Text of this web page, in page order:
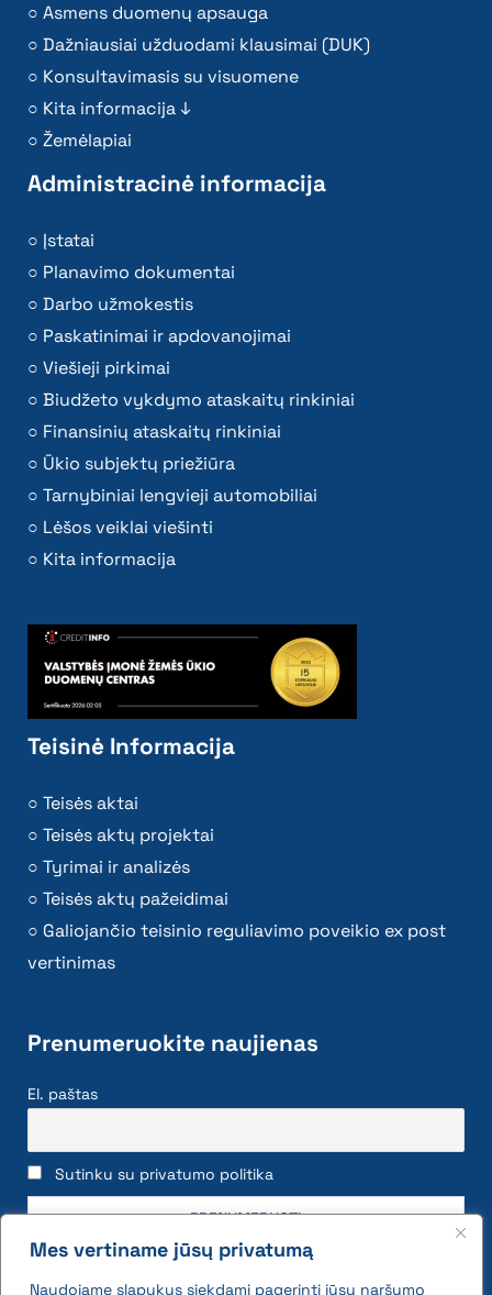
Mes vertiname jūsų privatumą
Naudojame slapukus siekdami pagerinti jūsų naršymo
Asmens duomenų apsauga
Dažniausiai užduodami klausimai (DUK)
Konsultavimasis su visuomene
Kita informacija ↓
Žemėlapiai
Administracinė informacija
Įstatai
Planavimo dokumentai
Darbo užmokestis
Paskatinimai ir apdovanojimai
Viešieji pirkimai
Biudžeto vykdymo ataskaitų rinkiniai
Finansinių ataskaitų rinkiniai
Ūkio subjektų priežiūra
Tarnybiniai lengvieji automobiliai
Lėšos veiklai viešinti
Kita informacija
Teisinė Informacija
Teisės aktai
Teisės aktų projektai
Tyrimai ir analizės
Teisės aktų pažeidimai
Galiojančio teisinio reguliavimo poveikio ex post
vertinimas
Prenumeruokite naujienas
El. paštas
Sutinku su privatumo politika